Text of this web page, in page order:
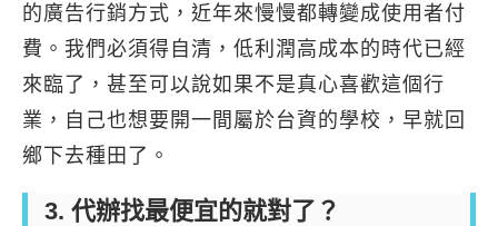
的廣告行銷方式，近年來慢慢都轉變成使用者付
費。我們必須得自清，低利潤高成本的時代已經
來臨了，甚至可以說如果不是真心喜歡這個行
業，自己也想要開一間屬於台資的學校，早就回
鄉下去種田了。
3. 代辦找最便宜的就對了？